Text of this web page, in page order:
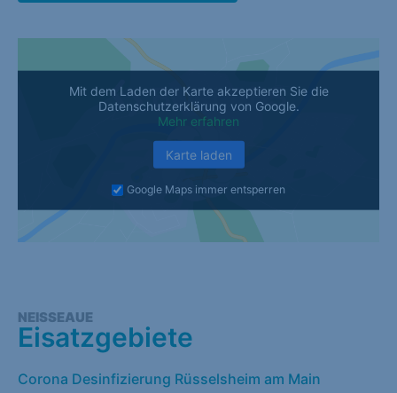
Mit dem Laden der Karte akzeptieren Sie die
Datenschutzerklärung von Google.
Mehr erfahren
Karte laden
Google Maps immer entsperren
NEISSEAUE
Eisatzgebiete
Corona Desinfizierung Rüsselsheim am Main